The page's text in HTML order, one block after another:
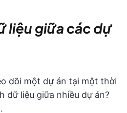
liệu giữa các dự
dõi một dự án tại một thời
dữ liệu giữa nhiều dự án?